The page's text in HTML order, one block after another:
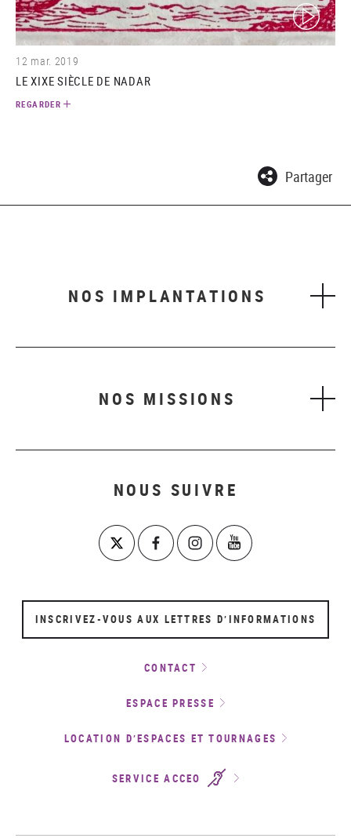
(video)
12 mar. 2019
LE XIXE SIÈCLE DE NADAR
REGARDER
Partager
NOS IMPLANTATIONS
NOS MISSIONS
NOUS SUIVRE
INSCRIVEZ-VOUS AUX LETTRES D’INFORMATIONS
CONTACT
ESPACE PRESSE
LOCATION D’ESPACES ET TOURNAGES
SERVICE ACCEO